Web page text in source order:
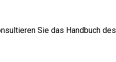
Sie das Handbuch des